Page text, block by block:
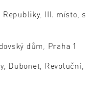
Republiky, III. místo, s
dům, Praha 1
Dubonet, Revoluční,